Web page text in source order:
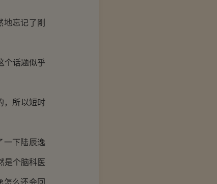
忘记了刚
个话题似乎
，所以短时
下陆辰逸
是个脑科医
么还会回